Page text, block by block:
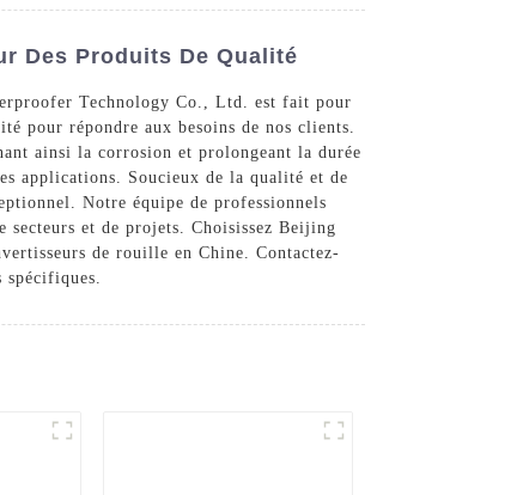
Des Produits De Qualité
Technology Co., Ltd. est fait pour
pour répondre aux besoins de nos clients.
ainsi la corrosion et prolongeant la durée
applications. Soucieux de la qualité et de
Notre équipe de professionnels
et de projets. Choisissez Beijing
de rouille en Chine. Contactez-